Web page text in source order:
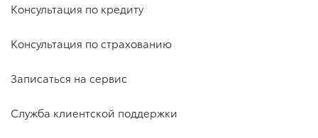
Консультация по кредиту
Консультация по страхованию
Записаться на сервис
Служба клиентской поддержки